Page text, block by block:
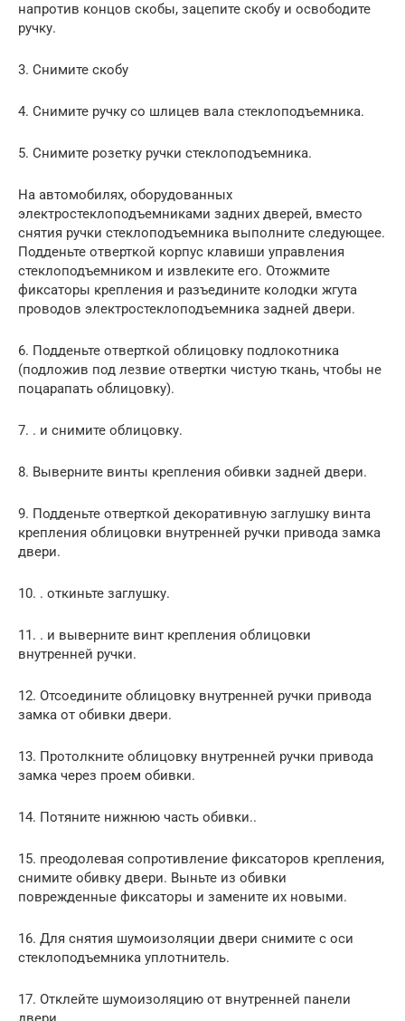
напротив концов скобы, зацепите скобу и освободите
ручку.
3. Снимите скобу
4. Снимите ручку со шлицев вала стеклоподъемника.
5. Снимите розетку ручки стеклоподъемника.
На автомобилях, оборудованных
электростеклоподъемниками задних дверей, вместо
снятия ручки стеклоподъемника выполните следующее.
Подденьте отверткой корпус клавиши управления
стеклоподъемником и извлеките его. Отожмите
фиксаторы крепления и разъедините колодки жгута
проводов электростеклоподъемника задней двери.
6. Подденьте отверткой облицовку подлокотника
(подложив под лезвие отвертки чистую ткань, чтобы не
поцарапать облицовку).
7. . и снимите облицовку.
8. Выверните винты крепления обивки задней двери.
9. Подденьте отверткой декоративную заглушку винта
крепления облицовки внутренней ручки привода замка
двери.
10. . откиньте заглушку.
11. . и выверните винт крепления облицовки
внутренней ручки.
12. Отсоедините облицовку внутренней ручки привода
замка от обивки двери.
13. Протолкните облицовку внутренней ручки привода
замка через проем обивки.
14. Потяните нижнюю часть обивки..
15. преодолевая сопротивление фиксаторов крепления,
снимите обивку двери. Выньте из обивки
поврежденные фиксаторы и замените их новыми.
16. Для снятия шумоизоляции двери снимите с оси
стеклоподъемника уплотнитель.
17. Отклейте шумоизоляцию от внутренней панели